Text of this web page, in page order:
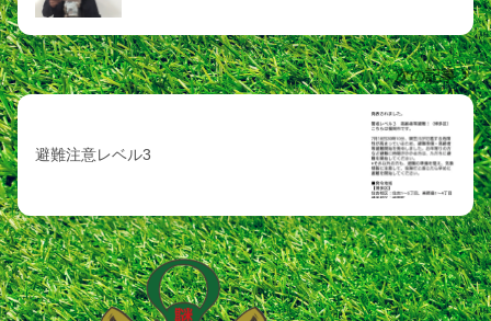
次の記事
避難注意レベル3